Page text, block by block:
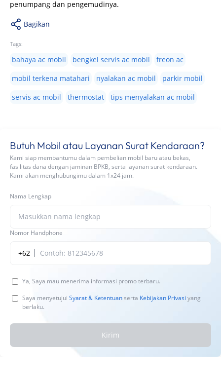
penumpang dan pengemudinya.
Bagikan
Tags:
bahaya ac mobil bengkel servis ac mobil
freon ac
mobil terkena matahari
nyalakan ac mobil
parkir mobil
servis ac mobil
thermostat tips menyalakan ac mobil
Butuh Mobil atau Layanan Surat Kendaraan?
Kami siap membantumu dalam pembelian mobil baru atau bekas,
fasilitas dana dengan jaminan BPKB, serta layanan surat kendaraan.
Kami akan menghubungimu dalam 1x24 jam.
Nama Lengkap
Nomor Handphone
+62
Ya, Saya mau menerima informasi promo terbaru.
Saya menyetujui Syarat & Ketentuanserta Kebijakan Privasi yang
berlaku.
Kirim